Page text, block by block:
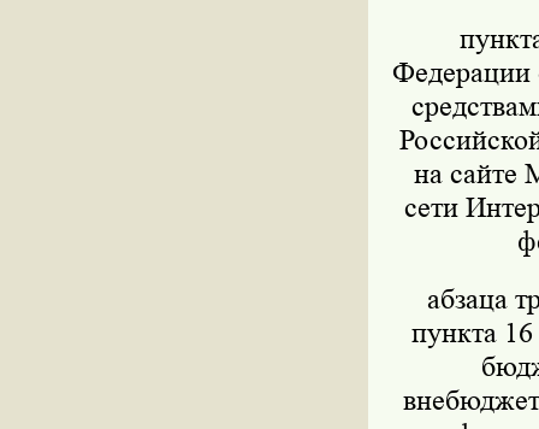
Федерации
на сайте
сети
абзаца
пункта